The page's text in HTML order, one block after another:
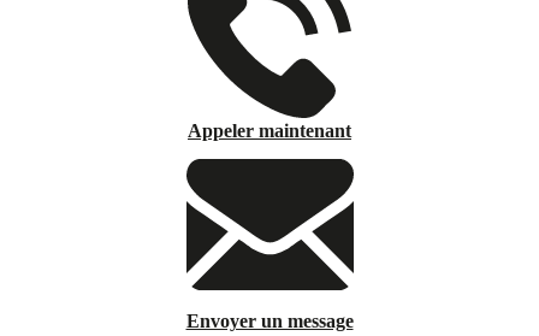
Appeler maintenant
Envoyer un message